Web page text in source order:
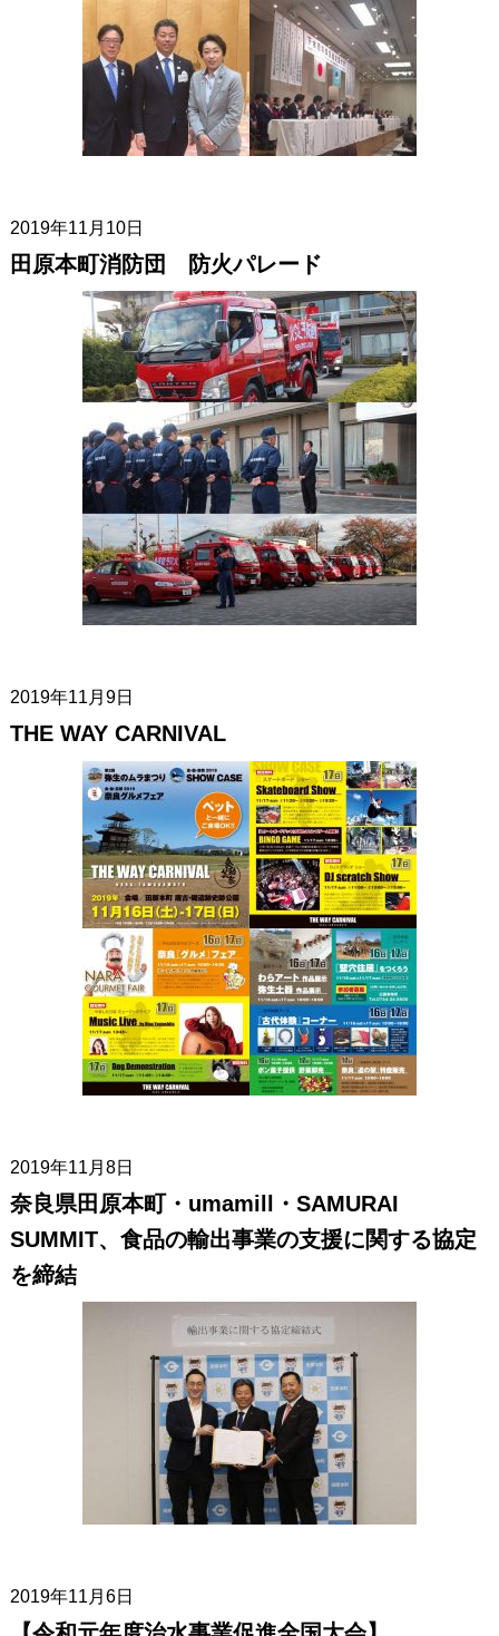
2019年11月10日
田原本町消防団 防火パレード
2019年11月9日
THE WAY CARNIVAL
2019年11月8日
奈良県田原本町・umamill・SAMURAI
SUMMIT、食品の輸出事業の支援に関する協定
を締結
2019年11月6日